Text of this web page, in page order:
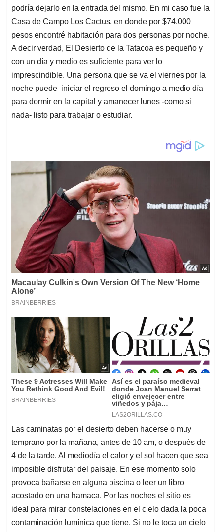
podría dejarlo en la entrada del mismo. En mi caso fue la
Casa de Campo Los Cactus, en donde por $74.000
pesos encontré habitación para dos personas por noche.
A decir verdad, El Desierto de la Tatacoa es pequeño y
con un día y medio es suficiente para ver lo
imprescindible. Una persona que se va el viernes por la
noche puede iniciar el regreso el domingo a medio día
para dormir en la capital y amanecer lunes -como si
nada- listo para trabajar o estudiar.
Las caminatas por el desierto deben hacerse o muy
temprano por la mañana, antes de 10 am, o después de
4 de la tarde. Al mediodía el calor y el sol hacen que sea
imposible disfrutar del paisaje. En ese momento solo
provoca bañarse en alguna piscina o leer un libro
acostado en una hamaca. Por las noches el sitio es
ideal para mirar constelaciones en el cielo dada la poca
contaminación lumínica que tiene. Si no le toca un cielo